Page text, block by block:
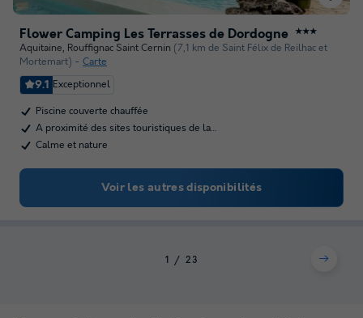
Flower Camping Les Terrasses de Dordogne ★★★
Aquitaine, Rouffignac Saint Cernin (7,1 km de Saint Félix de Reilhac et
Mortemart)
Carte
9.1 Exceptionnel
Piscine couverte chauffée
A proximité des sites touristiques de la…
Calme et nature
Voir les autres disponibilités
1 2 3